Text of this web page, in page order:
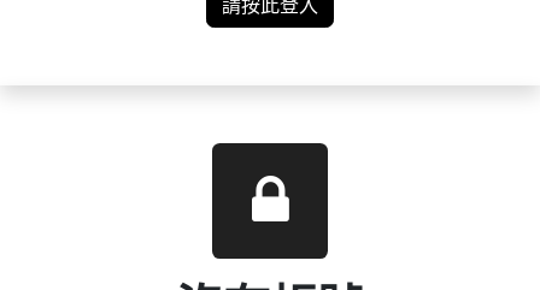
請按此登入